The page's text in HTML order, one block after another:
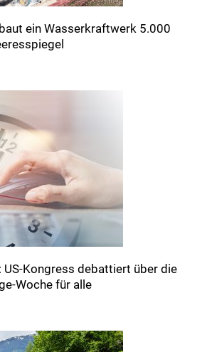
ein Wasserkraftwerk 5.000
US-Kongress debattiert über die
Woche für alle